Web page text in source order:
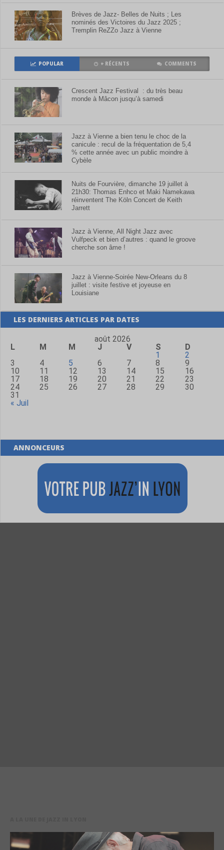
Brèves de Jazz- Belles de Nuits ; Les
nominés des Victoires du Jazz 2025 ;
Tremplin ReZZo Jazz à Vienne
POPULAR + RÉCENTS COMMENTS
Crescent Jazz Festival : du très beau
monde à Mâcon jusqu’à samedi
Jazz à Vienne a bien tenu le choc de la
canicule : recul de la fréquentation de 5,4
% cette année avec un public moindre à
Cybèle
Nuits de Fourvière, dimanche 19 juillet à
21h30: Thomas Enhco et Maki Namekawa
réinventent The Köln Concert de Keith
Jarrett
Jazz à Vienne, All Night Jazz avec
Vulfpeck et bien d’autres : quand le groove
cherche son âme !
Jazz à Vienne-Soirée New-Orleans du 8
juillet : visite festive et joyeuse en
Louisiane
LES DERNIERS ARTICLES PAR DATES
août 2026
L
M M J V S
D
1
2
3
4 5 6 7 8
9
10
11 12 13 14 15
16
17
18 19 20 21 22
23
24
25 26 27 28 29
30
31
« Juil
ANNONCEURS